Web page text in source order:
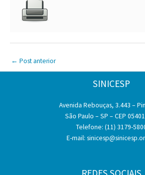
← Post anterior
SINICESP
Avenida Rebouças, 3.443 –
São Paulo – SP – CEP
Telefone: (11) 3179-
E-mail: